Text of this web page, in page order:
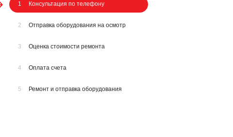
1 Консультация по телефону
2 Отправка оборудования на осмотр
3 Оценка стоимости ремонта
4 Оплата счета
5 Ремонт и отправка оборудования